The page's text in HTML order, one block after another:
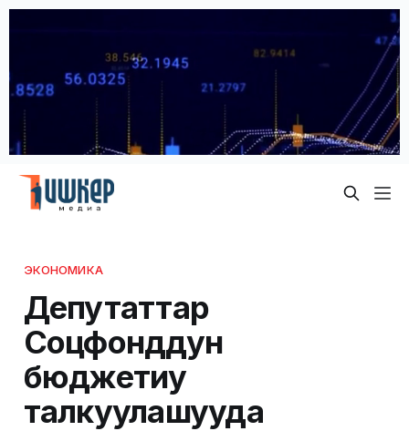
ЭКОНОМИКА
Депутаттар
Соцфонддун
бюджетиy
талкуулашууда